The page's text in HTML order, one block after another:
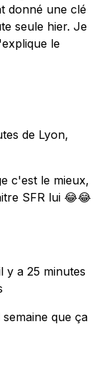
donné une clé
seule hier. Je
le
de Lyon,
c'est le mieux,
SFR lui 😂😂
y a 25 minutes
que ça